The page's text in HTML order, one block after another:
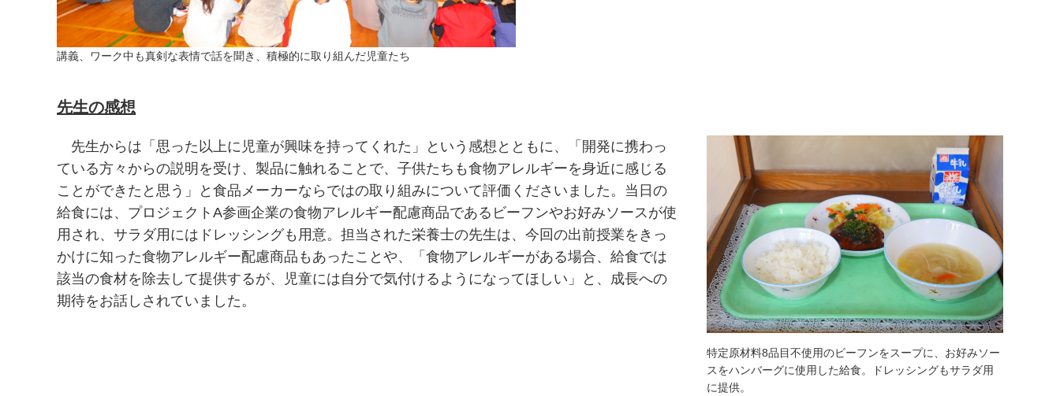
講義、ワーク中も真剣な表情で話を聞き、積極的に取り組んだ児童たち
先生の感想
特定原材料8品目不使用のビーフンをスープに、お好みソー
スをハンバーグに使用した給食。ドレッシングもサラダ用
に提供。
先生からは「思った以上に児童が興味を持ってくれた」という感想とともに、「開発に携わっ
ている方々からの説明を受け、製品に触れることで、子供たちも食物アレルギーを身近に感じる
ことができたと思う」と食品メーカーならではの取り組みについて評価くださいました。当日の
給食には、プロジェクトA参画企業の食物アレルギー配慮商品であるビーフンやお好みソースが使
用され、サラダ用にはドレッシングも用意。担当された栄養士の先生は、今回の出前授業をきっ
かけに知った食物アレルギー配慮商品もあったことや、「食物アレルギーがある場合、給食では
該当の食材を除去して提供するが、児童には自分で気付けるようになってほしい」と、成長への
期待をお話しされていました。